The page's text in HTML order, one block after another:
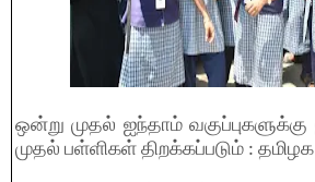
ஒன்று முதல் ஐந்தாம்
முதல் பள்ளிகள் திறக்கப்படும் : தமிழக